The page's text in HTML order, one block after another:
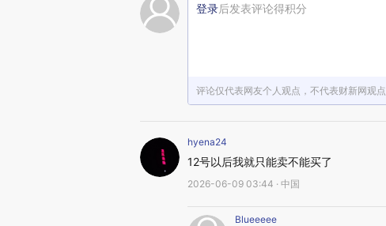
登录后发表评论得积分
评论仅代表网友个人观点，不代表财新网观点
hyena24
12号以后我就只能卖不能买了
2026-06-09 03:44 · 中国
Blueeeee